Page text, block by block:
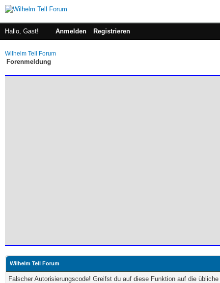
Hallo, Gast! Anmelden Registrieren
Wilhelm Tell Forum
Forenmeldung
Wilhelm Tell Forum
Falscher Autorisierungscode! Greifst du auf diese Funktion auf die